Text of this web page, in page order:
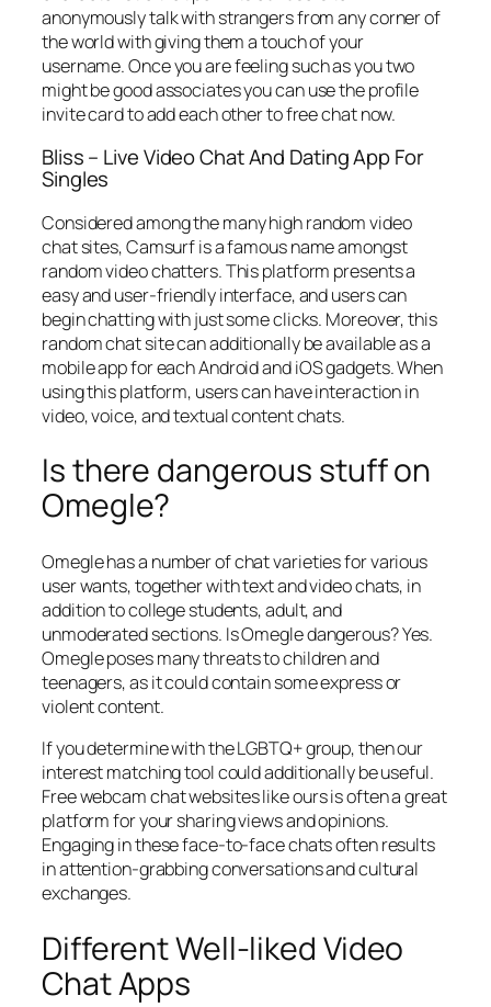
anonymously talk with strangers from any corner of
the world with giving them a touch of your
username. Once you are feeling such as you two
might be good associates you can use the profile
invite card to add each other to free chat now.
Bliss – Live Video Chat And Dating App For
Singles
Considered among the many high random video
chat sites, Camsurf is a famous name amongst
random video chatters. This platform presents a
easy and user-friendly interface, and users can
begin chatting with just some clicks. Moreover, this
random chat site can additionally be available as a
mobile app for each Android and iOS gadgets. When
using this platform, users can have interaction in
video, voice, and textual content chats.
Is there dangerous stuff on
Omegle?
Omegle has a number of chat varieties for various
user wants, together with text and video chats, in
addition to college students, adult, and
unmoderated sections. Is Omegle dangerous? Yes.
Omegle poses many threats to children and
teenagers, as it could contain some express or
violent content.
If you determine with the LGBTQ+ group, then our
interest matching tool could additionally be useful.
Free webcam chat websites like ours is often a great
platform for your sharing views and opinions.
Engaging in these face-to-face chats often results
in attention-grabbing conversations and cultural
exchanges.
Different Well-liked Video
Chat Apps